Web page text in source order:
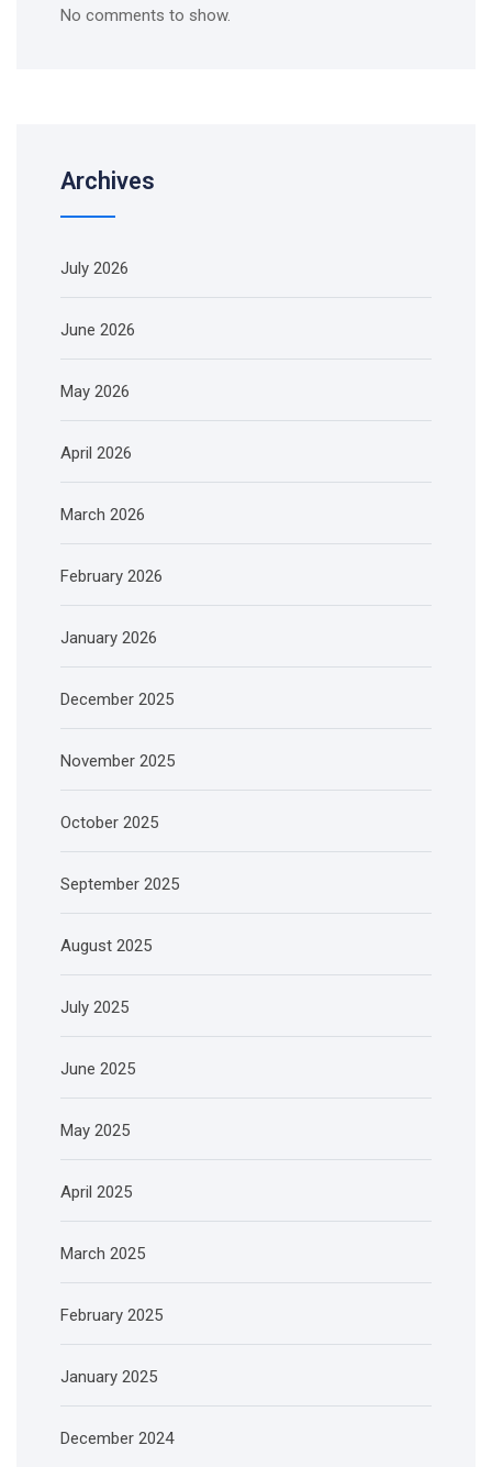
No comments to show.
Archives
July 2026
June 2026
May 2026
April 2026
March 2026
February 2026
January 2026
December 2025
November 2025
October 2025
September 2025
August 2025
July 2025
June 2025
May 2025
April 2025
March 2025
February 2025
January 2025
December 2024